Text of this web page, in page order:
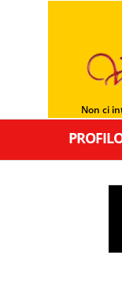
Non ci